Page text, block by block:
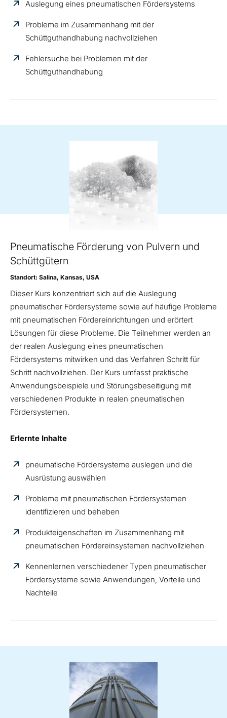
Auslegung eines pneumatischen Fördersystems
Probleme im Zusammenhang mit der
Schüttguthandhabung nachvollziehen
Fehlersuche bei Problemen mit der
Schüttguthandhabung
Pneumatische Förderung von Pulvern und
Schüttgütern
Standort: Salina, Kansas, USA
Dieser Kurs konzentriert sich auf die Auslegung
pneumatischer Fördersysteme sowie auf häufige Probleme
mit pneumatischen Fördereinrichtungen und erörtert
Lösungen für diese Probleme. Die Teilnehmer werden an
der realen Auslegung eines pneumatischen
Fördersystems mitwirken und das Verfahren Schritt für
Schritt nachvollziehen. Der Kurs umfasst praktische
Anwendungsbeispiele und Störungsbeseitigung mit
verschiedenen Produkte in realen pneumatischen
Fördersystemen.
Erlernte Inhalte
pneumatische Fördersysteme auslegen und die
Ausrüstung auswählen
Probleme mit pneumatischen Fördersystemen
identifizieren und beheben
Produkteigenschaften im Zusammenhang mit
pneumatischen Fördereinsystemen nachvollziehen
Kennenlernen verschiedener Typen pneumatischer
Fördersysteme sowie Anwendungen, Vorteile und
Nachteile